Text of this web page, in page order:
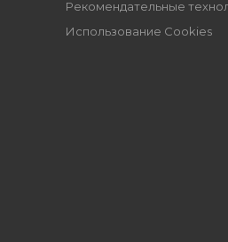
Рекомендательные
Использование Cookies